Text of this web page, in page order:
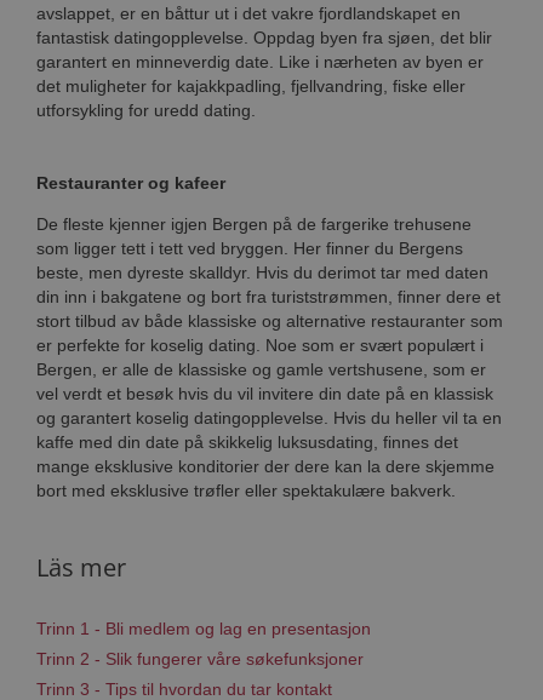
avslappet, er en båttur ut i det vakre fjordlandskapet en
fantastisk datingopplevelse. Oppdag byen fra sjøen, det blir
garantert en minneverdig date. Like i nærheten av byen er
det muligheter for kajakkpadling, fjellvandring, fiske eller
utforsykling for uredd dating.
Restauranter og kafeer
De fleste kjenner igjen Bergen på de fargerike trehusene
som ligger tett i tett ved bryggen. Her finner du Bergens
beste, men dyreste skalldyr. Hvis du derimot tar med daten
din inn i bakgatene og bort fra turiststrømmen, finner dere et
stort tilbud av både klassiske og alternative restauranter som
er perfekte for koselig dating. Noe som er svært populært i
Bergen, er alle de klassiske og gamle vertshusene, som er
vel verdt et besøk hvis du vil invitere din date på en klassisk
og garantert koselig datingopplevelse. Hvis du heller vil ta en
kaffe med din date på skikkelig luksusdating, finnes det
mange eksklusive konditorier der dere kan la dere skjemme
bort med eksklusive trøfler eller spektakulære bakverk.
Läs mer
Trinn 1 - Bli medlem og lag en presentasjon
Trinn 2 - Slik fungerer våre søkefunksjoner
Trinn 3 - Tips til hvordan du tar kontakt